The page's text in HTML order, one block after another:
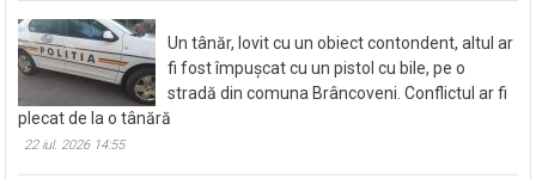
Un tânăr, lovit cu un obiect contondent, altul ar
fi fost împușcat cu un pistol cu bile, pe o
stradă din comuna Brâncoveni. Conflictul ar fi
plecat de la o tânără
22 iul. 2026 14:55